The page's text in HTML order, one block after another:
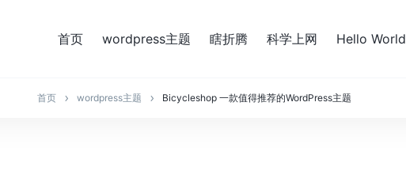
首页 wordpress主题 瞎折腾 科学上网 Hello World
首页 wordpress主题 Bicycleshop 一款值得推荐的WordPress主题